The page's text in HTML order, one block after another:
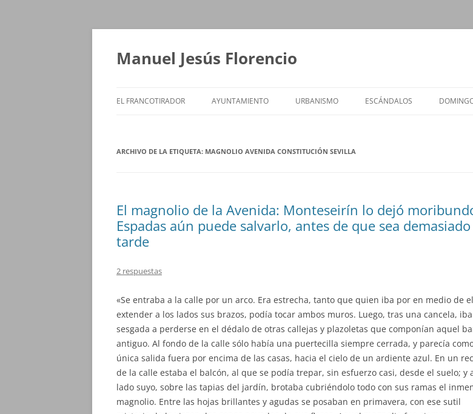
Saltar
Manuel Jesús Florencio
EL FRANCOTIRADOR AYUNTAMIENTO URBANISMO ESCÁNDALOS
ARCHIVO DE LA ETIQUETA: MAGNOLIO AVENIDA CONSTITUCIÓN SEVILLA
El magnolio de la Avenida: Monteseirín lo dejó
Espadas aún puede salvarlo, antes de que sea demasiado
tarde
2 respuestas
«Se entraba a la calle por un arco. Era estrecha, tanto que quien iba por en medio de
extender a los lados sus brazos, podía tocar ambos muros. Luego, tras una cancela, iba
sesgada a perderse en el dédalo de otras callejas y plazoletas que componían aquel
antiguo. Al fondo de la calle sólo había una puertecilla siempre cerrada, y parecía
única salida fuera por encima de las casas, hacia el cielo de un ardiente azul. En un
de la calle estaba el balcón, al que se podía trepar, sin esfuerzo casi, desde el suelo; y
lado suyo, sobre las tapias del jardín, brotaba cubriéndolo todo con sus ramas el
magnolio. Entre las hojas brillantes y agudas se posaban en primavera, con ese sutil